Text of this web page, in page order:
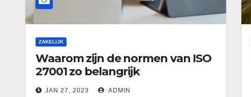
ZAKELIJK
Waarom zijn de normen van ISO
27001 zo belangrijk
JAN 27, 2023 ADMIN